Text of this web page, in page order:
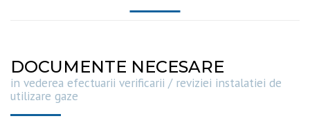
DOCUMENTE NECESARE
in vederea efectuarii verificarii / reviziei instalatiei de
utilizare gaze